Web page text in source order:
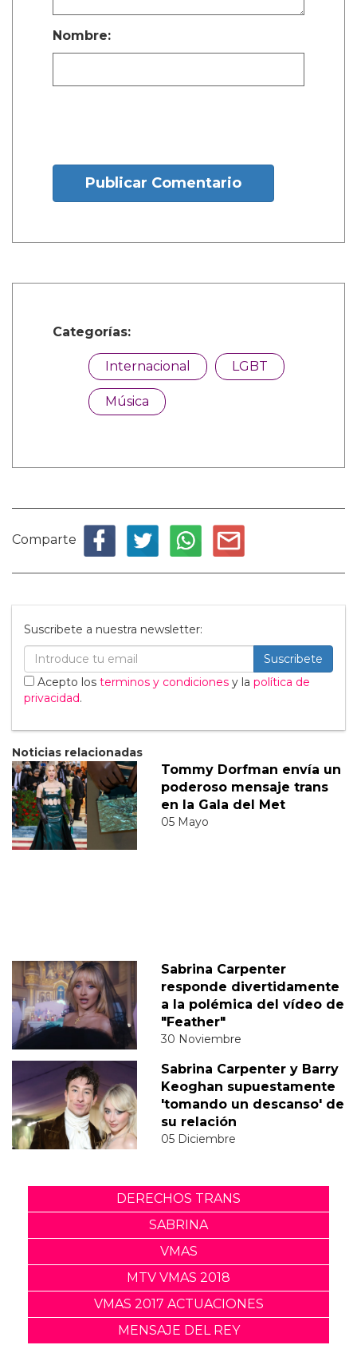
Nombre:
Publicar Comentario
Categorías:
Internacional LGBT
Música
Comparte
Suscribete a nuestra newsletter:
Suscribete
Acepto los terminos y condiciones y la política de
privacidad.
Noticias relacionadas
Tommy Dorfman envía un
poderoso mensaje trans
en la Gala del Met
05 Mayo
Sabrina Carpenter
responde divertidamente
a la polémica del vídeo de
"Feather"
30 Noviembre
Sabrina Carpenter y Barry
Keoghan supuestamente
'tomando un descanso' de
su relación
05 Diciembre
DERECHOS TRANS
SABRINA
VMAS
MTV VMAS 2018
VMAS 2017 ACTUACIONES
MENSAJE DEL REY